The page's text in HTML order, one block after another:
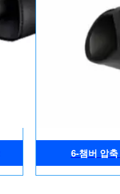
6-챔버 압